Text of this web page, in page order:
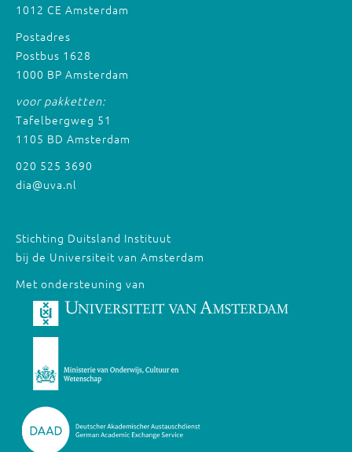
1012 CE Amsterdam
Postadres
Postbus 1628
1000 BP Amsterdam
voor pakketten:
Tafelbergweg 51
1105 BD Amsterdam
020 525 3690
dia@uva.nl
Stichting Duitsland Instituut
bij de Universiteit van Amsterdam
Met ondersteuning van